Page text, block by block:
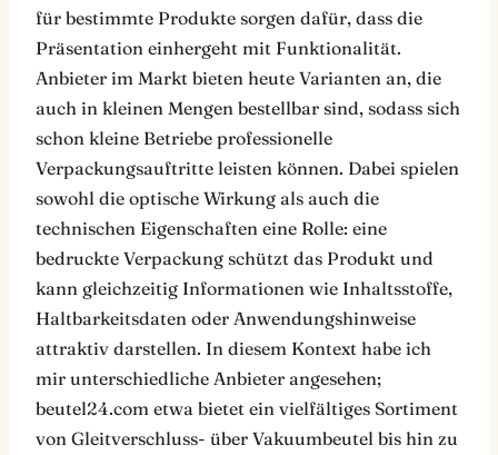
für bestimmte Produkte sorgen dafür, dass die
Präsentation einhergeht mit Funktionalität.
Anbieter im Markt bieten heute Varianten an, die
auch in kleinen Mengen bestellbar sind, sodass sich
schon kleine Betriebe professionelle
Verpackungsauftritte leisten können. Dabei spielen
sowohl die optische Wirkung als auch die
technischen Eigenschaften eine Rolle: eine
bedruckte Verpackung schützt das Produkt und
kann gleichzeitig Informationen wie Inhaltsstoffe,
Haltbarkeitsdaten oder Anwendungshinweise
attraktiv darstellen. In diesem Kontext habe ich
mir unterschiedliche Anbieter angesehen;
beutel24.com etwa bietet ein vielfältiges Sortiment
von Gleitverschluss- über Vakuumbeutel bis hin zu